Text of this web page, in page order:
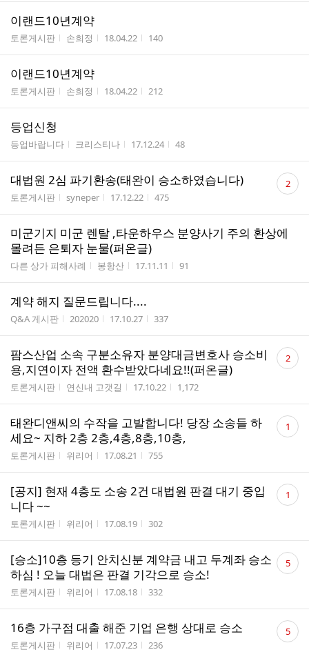
이랜드10년계약
게시판명
토론게시판 작성자
손희정 작성시간
18.04.22 조회수
140
이랜드10년계약
게시판명
토론게시판 작성자
손희정 작성시간
18.04.22 조회수
212
등업신청
게시판명
등업바랍니다 작성자
크리스티나 작성시간
17.12.24 조회수
48
대법원 2심 파기환송(태완이 승소하였습니다)
게시판명
토론게시판 작성자
syneper 작성시간
17.12.22 조회수
475
댓
글 2
미군기지 미군 렌탈 ,타운하우스 분양사기 주의 환상에
몰려든 은퇴자 눈물(퍼온글)
게시판명
다른 상가 피해사례 작성자
봉항산 작성시간
17.11.11 조회수
91
계약 해지 질문드립니다....
게시판명
Q&A 게시판 작성자
202020 작성시간
17.10.27 조회수
337
팜스산업 소속 구분소유자 분양대금변호사 승소비
용,지연이자 전액 환수받았다네요!!(퍼온글)
게시판명
토론게시판 작성자
연신내 고갯길 작성시간
17.10.22 조회수
1,172
댓
글 2
태완디앤씨의 수작을 고발합니다! 당장 소송들 하
세요~ 지하 2층 2층,4층,8층,10층,
게시판명
토론게시판 작성자
위리어 작성시간
17.08.21 조회수
755
댓
글 1
[공지] 현재 4층도 소송 2건 대법원 판결 대기 중입
니다 ~~
게시판명
토론게시판 작성자
위리어 작성시간
17.08.19 조회수
302
댓
글 1
[승소]10층 등기 안치신분 계약금 내고 두계좌 승소
하심 ! 오늘 대법은 판결 기각으로 승소!
게시판명
토론게시판 작성자
위리어 작성시간
17.08.18 조회수
332
댓
글 5
16층 가구점 대출 해준 기업 은행 상대로 승소
게시판명
토론게시판 작성자
위리어 작성시간
17.07.23 조회수
236
댓
글 5